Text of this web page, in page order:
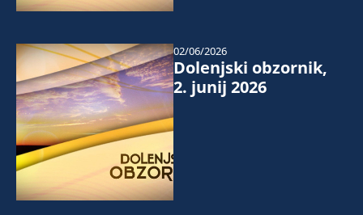
Dolenjski obzornik,
2. junij 2026
02/06/2026